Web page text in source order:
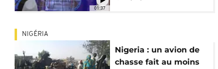
01:37
NIGÉRIA
Nigeria : un avion de
chasse fait au moins